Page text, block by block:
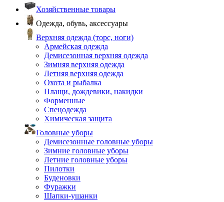
Хозяйственные товары
Одежда, обувь, аксессуары
Верхняя одежда (торс, ноги)
Армейская одежда
Демисезонная верхняя одежда
Зимняя верхняя одежда
Летняя верхняя одежда
Охота и рыбалка
Плащи, дождевики, накидки
Форменные
Спецодежда
Химическая защита
Головные уборы
Демисезонные головные уборы
Зимние головные уборы
Летние головные уборы
Пилотки
Буденовки
Фуражки
Шапки-ушанки